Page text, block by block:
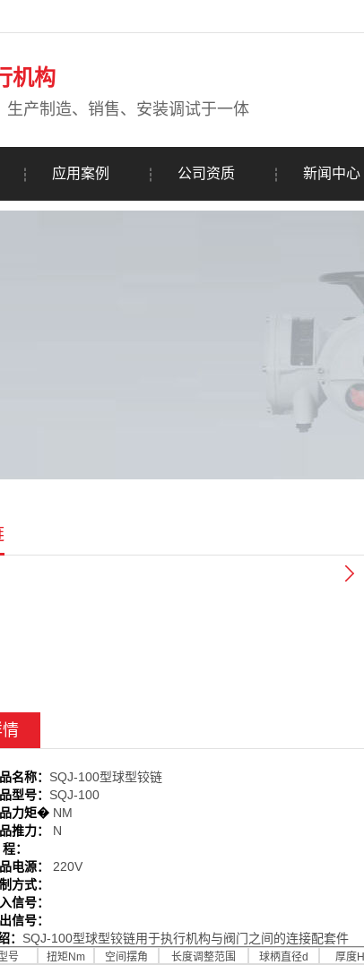
机构
生产制造、销售、安装调试于一体
应用案例 公司资质 新闻中心
名称： SQJ-100型球型铰链
型号： SQJ-100
力矩� NM
推力：
N
：
电源：
220V
方式：
信号：
信号：
： SQJ-100型球型铰链用于执行机构与阀门之间的连接配套件
号 扭矩Nm 空间摆角 长度调整范围 球柄直径d 厚度H